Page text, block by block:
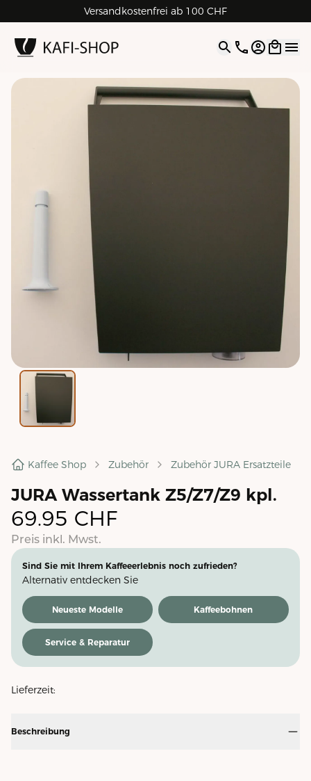
Versandkostenfrei ab 100 CHF
4.9| 5.0 Google
Open
Kaffee Shop Zubehör Zubehör JURA Ersatzteile
JURA Wassertank Z5/Z7/Z9 kpl.
69.95 CHF
Preis inkl. Mwst.
Sind Sie mit Ihrem Kaffeeerlebnis noch zufrieden?
Alternativ entdecken Sie
Neueste Modelle Kaffeebohnen
Service & Reparatur
Lieferzeit:
Beschreibung